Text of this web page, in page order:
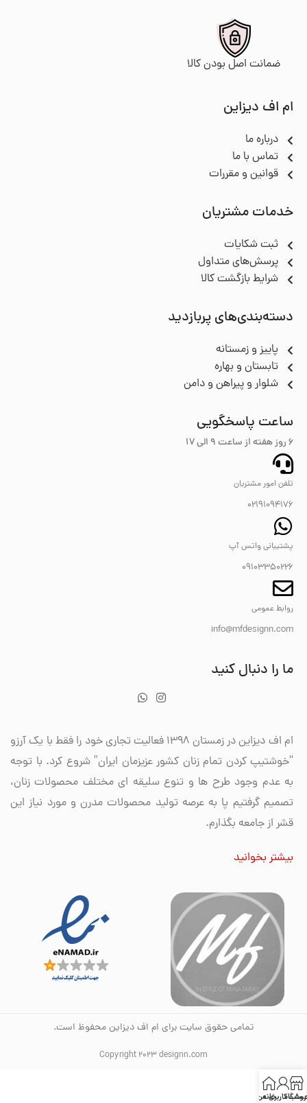
ضمانت اصل بودن کالا
ام اف دیزاین
درباره ما
تماس با ما
قوانین و مقررات
خدمات مشتریان
ثبت شکایات
پرسش‌های متداول
شرایط بازگشت کالا
دسته‌بندی‌های پربازدید
پاییز و زمستانه
تابستان و بهاره
شلوار و پیراهن و دامن
ساعت پاسخگویی
6 روز هفته از ساعت ۹ الی 17
تلفن امور مشتریان
02191094176
پشتیبانی واتس آپ
09103350226
روابط عمومی
info@mfdesignn.com
ما را دنبال کنید
ام اف دیزاین در زمستان 1398 فعالیت تجاری خود را فقط با یک آرزو
“خوشتیپ کردن تمام زنان کشور عزیزمان ایران” شروع کرد. با توجه
به عدم وجود طرح ها و تنوع سلیقه ای مختلف محصولات زنان،
تصمیم گرفتیم پا به عرصه تولید محصولات مدرن و مورد نیاز این
قشر از جامعه بگذارم.
بیشتر بخوانید
تمامی حقوق سایت برای ام اف دیزاین محفوظ است.
Copyright 2023 designn.com
کاربری من
خانه